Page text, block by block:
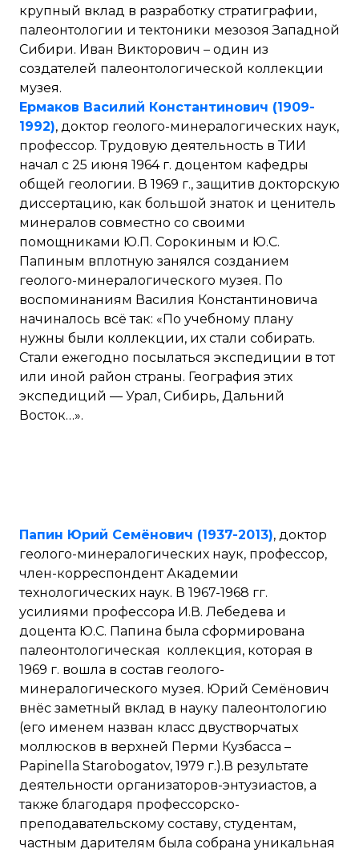
крупный вклад в разработку стратиграфии,
палеонтологии и тектоники мезозоя Западной
Сибири. Иван Викторович – один из
создателей палеонтологической коллекции
музея.
Ермаков Василий Константинович (1909-
1992), доктор геолого-минералогических наук,
профессор. Трудовую деятельность в ТИИ
начал с 25 июня 1964 г. доцентом кафедры
общей геологии. В 1969 г., защитив докторскую
диссертацию, как большой знаток и ценитель
минералов совместно со своими
помощниками Ю.П. Сорокиным и Ю.С.
Папиным вплотную занялся созданием
геолого-минералогического музея. По
воспоминаниям Василия Константиновича
начиналось всё так: «По учебному плану
нужны были коллекции, их стали собирать.
Стали ежегодно посылаться экспедиции в тот
или иной район страны. География этих
экспедиций — Урал, Сибирь, Дальний
Восток…».
Папин Юрий Семёнович (1937-2013), доктор
геолого-минералогических наук, профессор,
член-корреспондент Академии
технологических наук. В 1967-1968 гг.
усилиями профессора И.В. Лебедева и
доцента Ю.С. Папина была сформирована
палеонтологическая коллекция, которая в
1969 г. вошла в состав геолого-
минералогического музея. Юрий Семёнович
внёс заметный вклад в науку палеонтологию
(его именем назван класс двустворчатых
моллюсков в верхней Перми Кузбасса –
Papinella Starobogatov, 1979 г.).В результате
деятельности организаторов-энтузиастов, а
также благодаря профессорско-
преподавательскому составу, студентам,
частным дарителям была собрана уникальная